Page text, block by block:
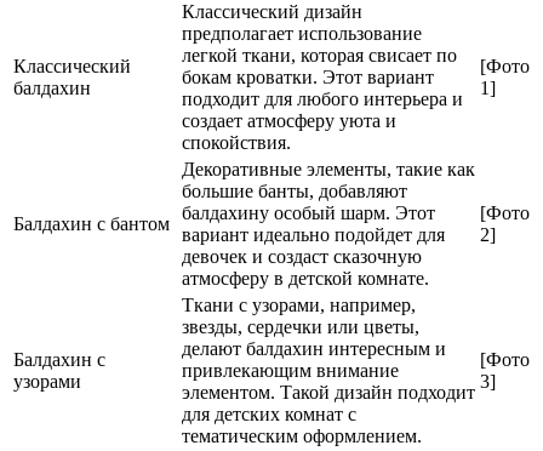
Классический
балдахин
Классический дизайн
предполагает использование
легкой ткани, которая свисает по
бокам кроватки. Этот вариант
подходит для любого интерьера и
создает атмосферу уюта и
спокойствия.
[Фото
1]
Балдахин с бантом
Декоративные элементы, такие как
большие банты, добавляют
балдахину особый шарм. Этот
вариант идеально подойдет для
девочек и создаст сказочную
атмосферу в детской комнате.
[Фото
2]
Балдахин с
узорами
Ткани с узорами, например,
звезды, сердечки или цветы,
делают балдахин интересным и
привлекающим внимание
элементом. Такой дизайн подходит
для детских комнат с
тематическим оформлением.
[Фото
3]